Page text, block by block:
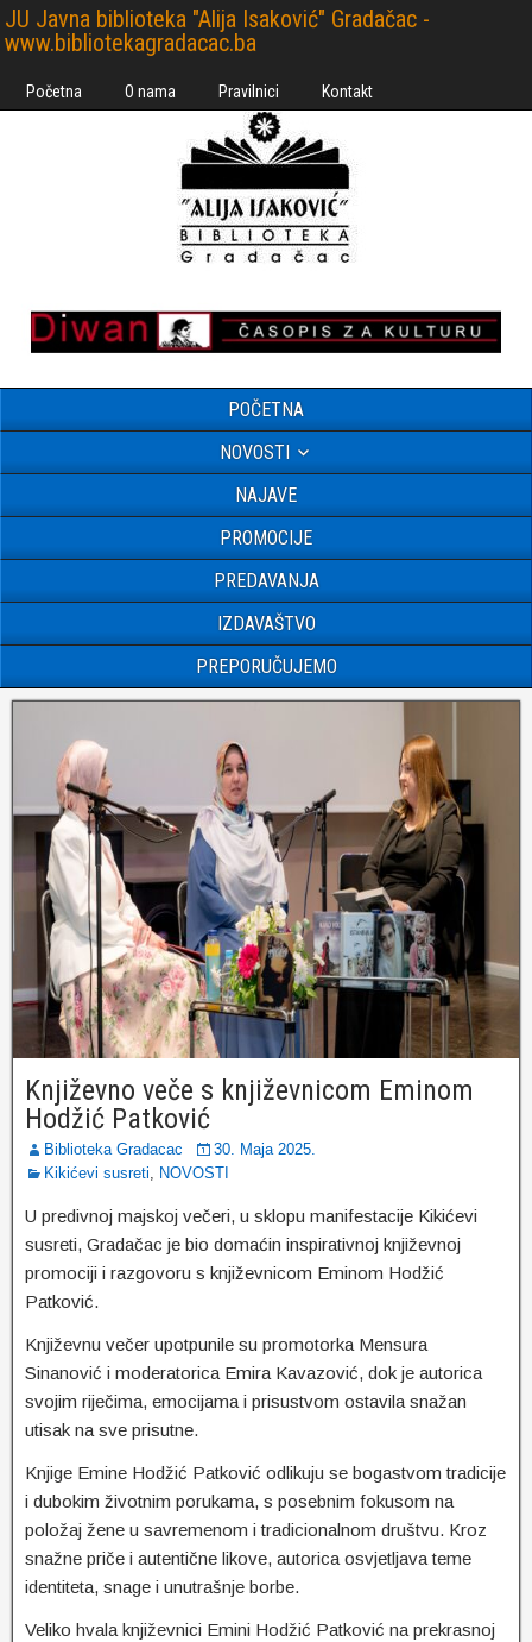
JU Javna biblioteka "Alija Isaković" Gradačac -
www.bibliotekagradacac.ba
Početna O nama Pravilnici Kontakt
POČETNA
NOVOSTI
NAJAVE
PROMOCIJE
PREDAVANJA
IZDAVAŠTVO
PREPORUČUJEMO
Književno veče s književnicom Eminom
Hodžić Patković
Biblioteka Gradacac
30. Maja 2025.
Kikićevi susreti, NOVOSTI
U predivnoj majskoj večeri, u sklopu manifestacije Kikićevi
susreti, Gradačac je bio domaćin inspirativnoj književnoj
promociji i razgovoru s književnicom Eminom Hodžić
Patković.
Književnu večer upotpunile su promotorka Mensura
Sinanović i moderatorica Emira Kavazović, dok je autorica
svojim riječima, emocijama i prisustvom ostavila snažan
utisak na sve prisutne.
Knjige Emine Hodžić Patković odlikuju se bogastvom tradicije
i dubokim životnim porukama, s posebnim fokusom na
položaj žene u savremenom i tradicionalnom društvu. Kroz
snažne priče i autentične likove, autorica osvjetljava teme
identiteta, snage i unutrašnje borbe.
Veliko hvala književnici Emini Hodžić Patković na prekrasnoj